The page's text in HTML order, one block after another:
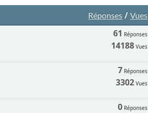
Réponses /Vues
61 Réponses
14188Vues
7 Réponses
3302Vues
0Réponses